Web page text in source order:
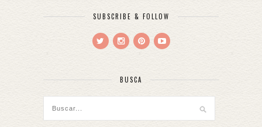
SUBSCRIBE & FOLLOW
BUSCA